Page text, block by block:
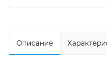
Описание